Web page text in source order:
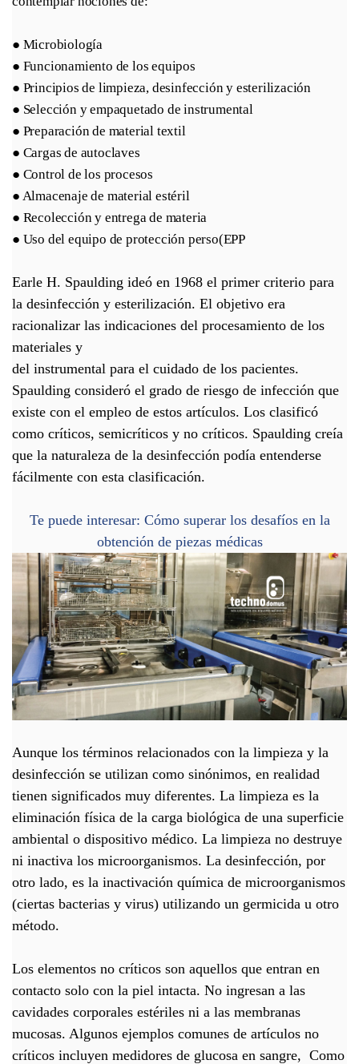
● Microbiología
● Funcionamiento de los equipos
● Principios de limpieza, desinfección y esterilización
● Selección y empaquetado de instrumental
● Preparación de material textil
● Cargas de autoclaves
● Control de los procesos
● Almacenaje de material estéril
● Recolección y entrega de materia
● Uso del equipo de protección perso(EPP
Earle H. Spaulding ideó en 1968 el primer criterio para
la desinfección y esterilización. El objetivo era
racionalizar las indicaciones del procesamiento de los
materiales y
del instrumental para el cuidado de los pacientes.
Spaulding consideró el grado de riesgo de infección que
existe con el empleo de estos artículos. Los clasificó
como críticos, semicríticos y no críticos. Spaulding creía
que la naturaleza de la desinfección podía entenderse
fácilmente con esta clasificación.
Te puede interesar: Cómo superar los desafíos en la
obtención de piezas médicas
Aunque los términos relacionados con la limpieza y la
desinfección se utilizan como sinónimos, en realidad
tienen significados muy diferentes. La limpieza es la
eliminación física de la carga biológica de una superficie
ambiental o dispositivo médico. La limpieza no destruye
ni inactiva los microorganismos. La desinfección, por
otro lado, es la inactivación química de microorganismos
(ciertas bacterias y virus) utilizando un germicida u otro
método.
Los elementos no críticos son aquellos que entran en
contacto solo con la piel intacta. No ingresan a las
cavidades corporales estériles ni a las membranas
mucosas. Algunos ejemplos comunes de artículos no
críticos incluyen medidores de glucosa en sangre, Como